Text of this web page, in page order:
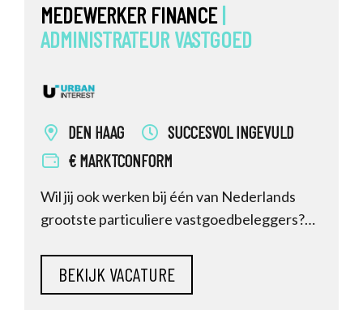
MEDEWERKER FINANCE|
ADMINISTRATEUR VASTGOED
DEN HAAG
SUCCESVOL INGEVULD
€ MARKTCONFORM
Wil jij ook werken bij één van Nederlands
grootste particuliere vastgoedbeleggers?
financial die energie krijgt van cijfers én
samenwerking? Bij Urban Interest in Den